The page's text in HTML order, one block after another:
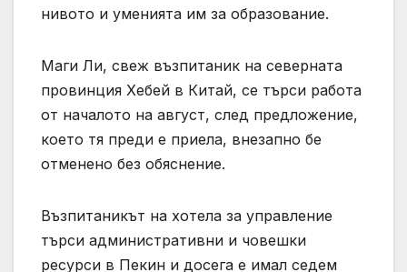
нивото и уменията им за образование.
Маги Ли, свеж възпитаник на северната
провинция Хебей в Китай, се търси работа
от началото на август, след предложение,
което тя преди е приела, внезапно бе
отменено без обяснение.
Възпитаникът на хотела за управление
търси административни и човешки
ресурси в Пекин и досега е имал седем